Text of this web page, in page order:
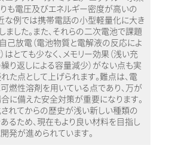
も電圧及びエネルギー密度が高いの
な例では携帯電話の小型軽量化に大き
ました。また、それらの二次電池で課題
己放電（電池物質と電解液の反応によ
はとても少なく、メモリー効果（浅い充
り返しによる容量減少）がない点も実
た点として上げられます。難点は、電
燃性溶剤を用いている点であり、万が
に備えた安全対策が重要になります。
れてからの歴史が浅い新しい種類の
るため、現在もより良い材料を目指し
発が進められています。